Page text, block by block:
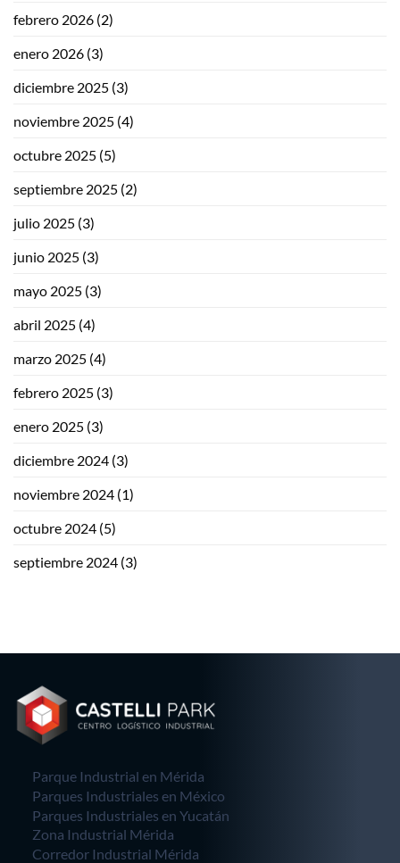
febrero 2026 (2)
enero 2026 (3)
diciembre 2025 (3)
noviembre 2025 (4)
octubre 2025 (5)
septiembre 2025 (2)
julio 2025 (3)
junio 2025 (3)
mayo 2025 (3)
abril 2025 (4)
marzo 2025 (4)
febrero 2025 (3)
enero 2025 (3)
diciembre 2024 (3)
noviembre 2024 (1)
octubre 2024 (5)
septiembre 2024 (3)
Parque Industrial en Mérida
Parques Industriales en México
Parques Industriales en Yucatán
Zona Industrial Mérida
Corredor Industrial Mérida